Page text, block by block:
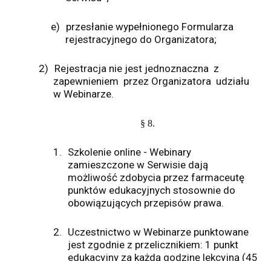
e) przesłanie wypełnionego Formularza
rejestracyjnego do Organizatora;
2) Rejestracja nie jest jednoznaczna z
zapewnieniem przez Organizatora udziału
w Webinarze.
§ 8.
1. Szkolenie online - Webinary
zamieszczone w Serwisie dają
możliwość zdobycia przez farmaceutę
punktów edukacyjnych stosownie do
obowiązujących przepisów prawa.
2. Uczestnictwo w Webinarze punktowane
jest zgodnie z przelicznikiem: 1 punkt
edukacyjny za każdą godzinę lekcyjną (45